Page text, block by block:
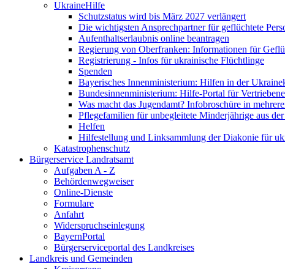
UkraineHilfe
Schutzstatus wird bis März 2027 verlängert
Die wichtigsten Ansprechpartner für geflüchtete
Aufenthaltserlaubnis online beantragen
Regierung von Oberfranken: Informationen für
Registrierung - Infos für ukrainische Flüchtlinge
Spenden
Bayerisches Innenministerium: Hilfen in der
Bundesinnenministerium: Hilfe-Portal für
Was macht das Jugendamt? Infobroschüre in
Pflegefamilien für unbegleitete Minderjährige aus
Helfen
Hilfestellung und Linksammlung der Diakonie für
Katastrophenschutz
Bürgerservice Landratsamt
Aufgaben A - Z
Behördenwegweiser
Online-Dienste
Formulare
Anfahrt
Widerspruchseinlegung
BayernPortal
Bürgerserviceportal des Landkreises
Landkreis und Gemeinden